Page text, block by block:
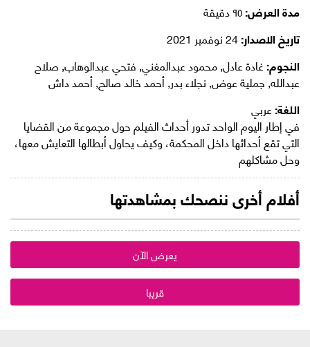
مدة العرض:
تاريخ الاصدار:
النجوم:غادة عادل, محمود عبدالمغني, فتحي عبدالوهاب, صلاح
عبدالله, جملية عوض, نجلاء بدر, أحمد خالد صالح, أحمد داش
اللغة:عربي
في إطار اليوم الواحد تدور أحداث الفيلم حول مجموعة من القضايا
التي تقع أحداثها داخل المحكمة، وكيف يحاول أبطالها التعايش معها،
وحل مشاكلهم
أفلام أخرى ننصحك بمشاهدتها
يعرض الآن
قريبا